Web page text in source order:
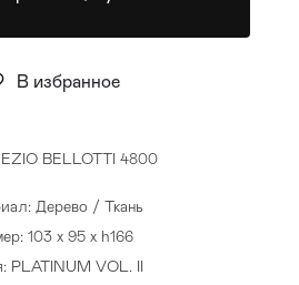
BELLOTTI 4800
Дерево / Ткань
103 x 95 x h166
PLATINUM VOL. II
В избранное